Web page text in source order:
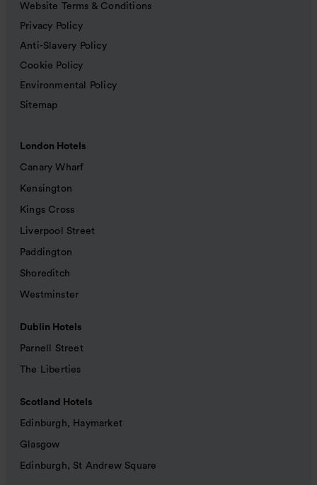
Website Terms & Conditions
Privacy Policy
Anti-Slavery Policy
Cookie Policy
Environmental Policy
Sitemap
London Hotels
Canary Wharf
Kensington
Kings Cross
Liverpool Street
Paddington
Shoreditch
Westminster
Dublin Hotels
Parnell Street
The Liberties
Scotland Hotels
Edinburgh, Haymarket
Glasgow
Edinburgh, St Andrew Square